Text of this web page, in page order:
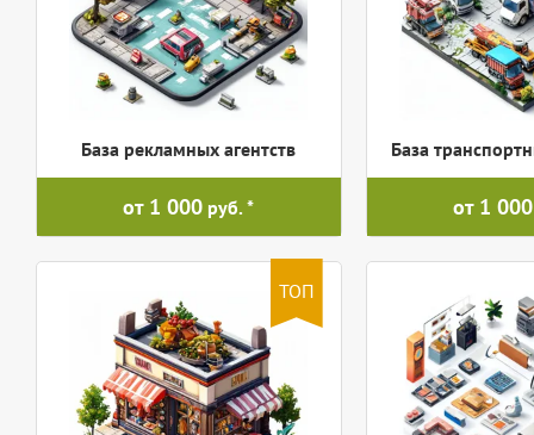
База рекламных агентств
от 1 000 руб.
База
от 1 000
ТОП